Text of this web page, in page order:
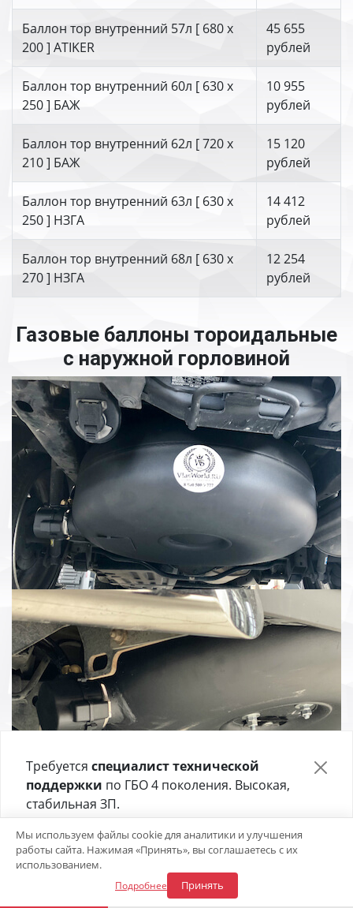
Баллон тор внутренний 57л [ 680 х
200 ] ATIKER
45 655
рублей
Баллон тор внутренний 60л [ 630 х
250 ] БАЖ
10 955
рублей
Баллон тор внутренний 62л [ 720 х
210 ] БАЖ
15 120
рублей
Баллон тор внутренний 63л [ 630 х
250 ] НЗГА
14 412
рублей
Баллон тор внутренний 68л [ 630 х
270 ] НЗГА
12 254
рублей
Газовые баллоны тороидальные
с наружной горловиной
Мы используем файлы cookie для аналитики и улучшения
работы сайта. Нажимая «Принять», вы соглашаетесь с их
использованием.
Подробнее Принять
Требуется специалист технической
поддержки по ГБО 4 поколения. Высокая,
стабильная ЗП.
Отправьте своё резюме в форме ниже 👇
Откликнуться на вакансию